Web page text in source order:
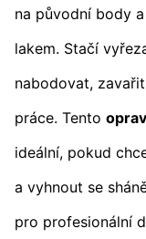
na původní body
lakem. Stačí
nabodovat,
práce. Tento
ideální, pokud
a vyhnout se
pro profesionální